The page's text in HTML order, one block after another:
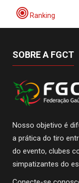
Ranking
SOBRE A FGCT
Nosso objetivo é
a prática do tiro
do evento, clubes
simpatizantes do